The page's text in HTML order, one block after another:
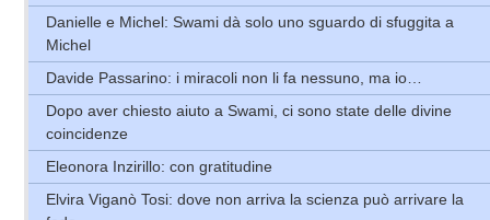
Danielle e Michel: Swami dà solo uno sguardo di sfuggita a
Michel
Davide Passarino: i miracoli non li fa nessuno, ma io…
Dopo aver chiesto aiuto a Swami, ci sono state delle divine
coincidenze
Eleonora Inzirillo: con gratitudine
Elvira Viganò Tosi: dove non arriva la scienza può arrivare la